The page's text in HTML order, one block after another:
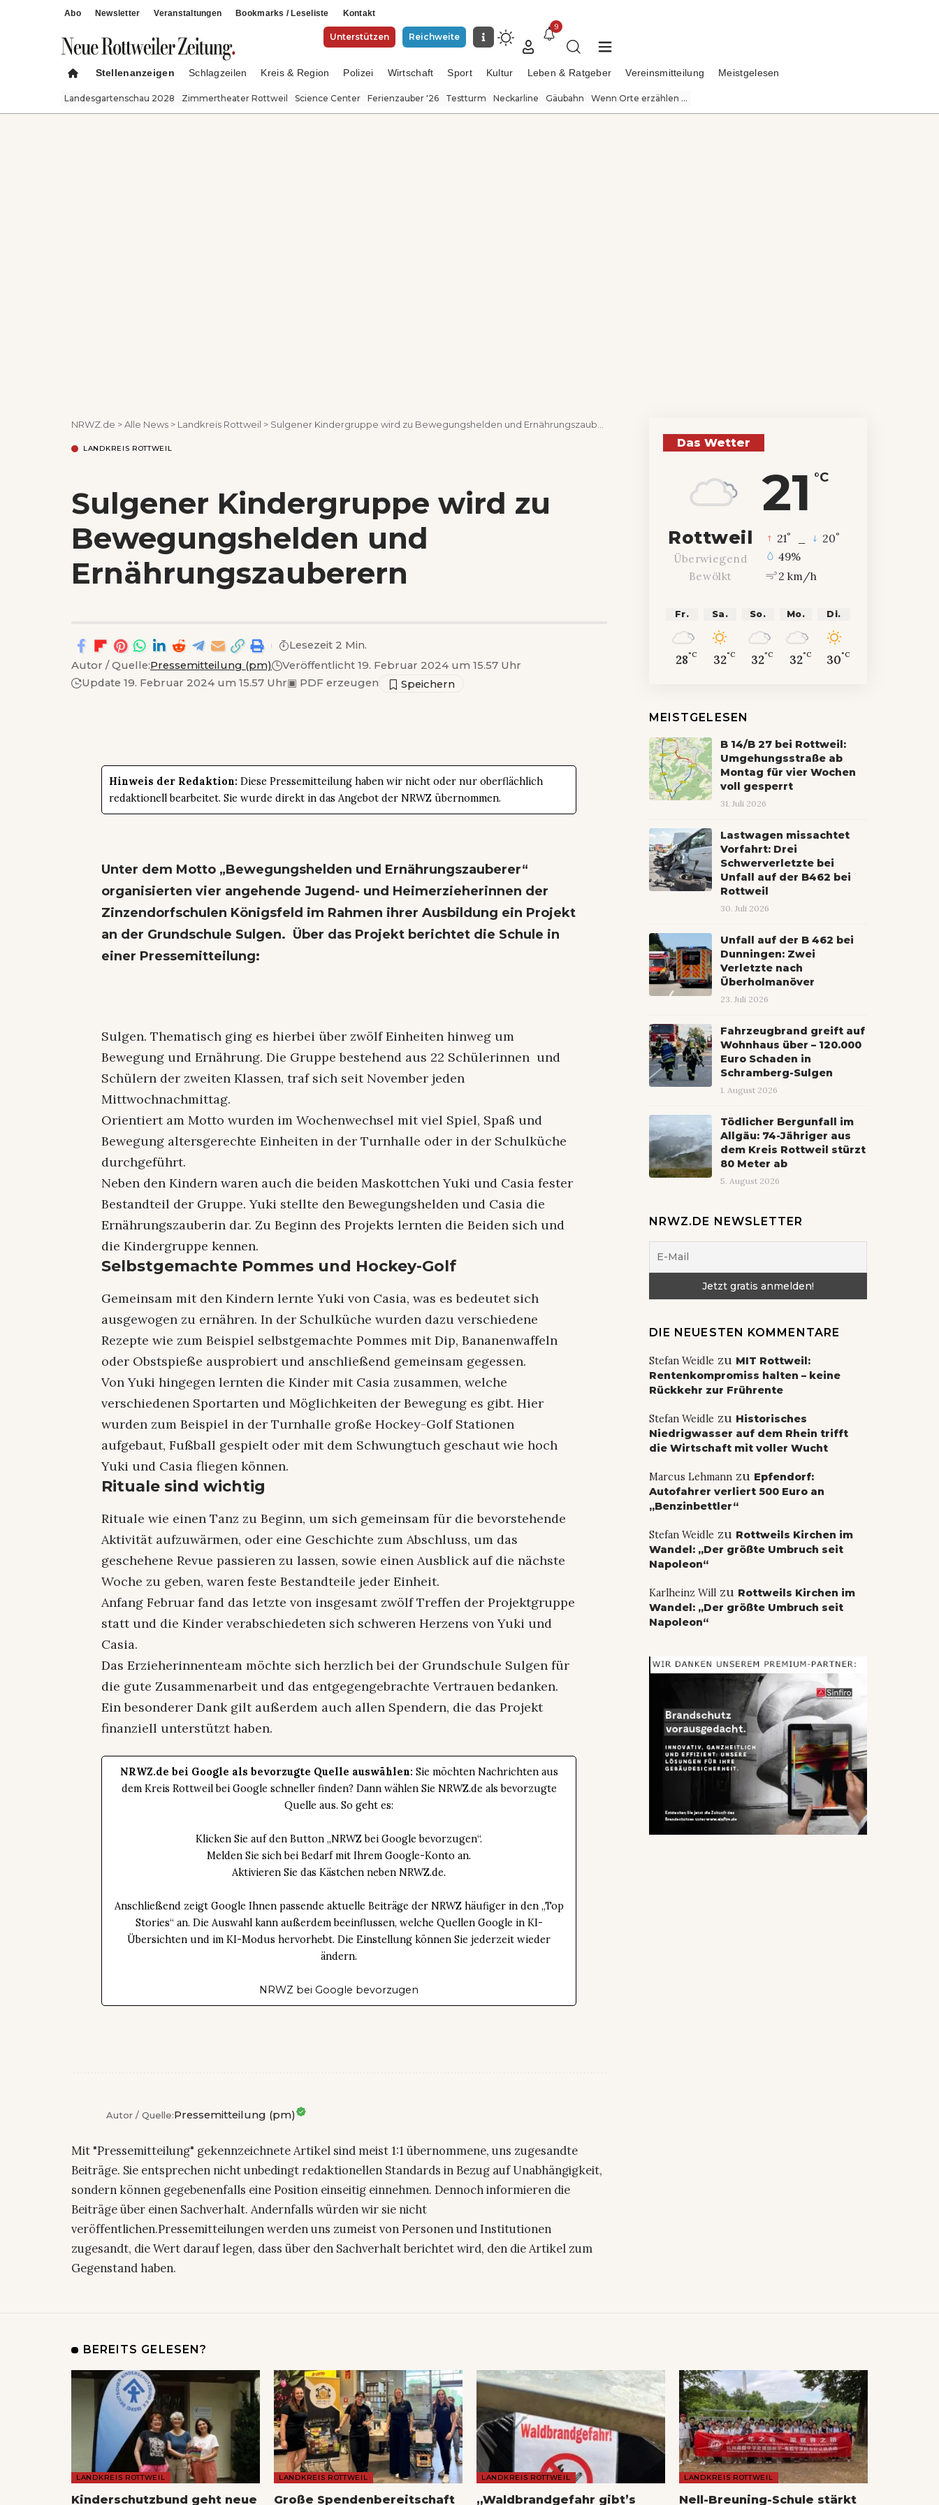
Abo Newsletter Veranstaltungen Bookmarks / Leseliste Kontakt
Unterstützen Reichweite
9
Stellenanzeigen Schlagzeilen Kreis & Region Polizei Wirtschaft Sport Kultur Leben & Ratgeber Vereinsmitteilung Meistgelesen
Landesgartenschau 2028 Zimmertheater Rottweil Science Center Ferienzauber '26 Testturm Neckarline Gäubahn Wenn Orte erzählen ...
NRWZ.de >Alle News > Landkreis Rottweil > Sulgener Kindergruppe wird zu Bewegungshelden und Ernährungszauberern
LANDKREIS ROTTWEIL
Sulgener Kindergruppe wird zu
Bewegungshelden und
Ernährungszauberern
Autor / Quelle:Pressemitteilung (pm)
Veröffentlicht 19. Februar 2024 um 15.57 Uhr
Update 19. Februar 2024 um 15.57 Uhr▣ PDF erzeugen
Lesezeit 2 Min.
Hinweis der Redaktion: Diese Pressemitteilung haben wir nicht oder nur oberflächlich
redaktionell bearbeitet. Sie wurde direkt in das Angebot der NRWZ übernommen.
Unter dem Motto „Bewegungshelden und Ernährungszauberer“
organisierten vier angehende Jugend- und Heimerzieherinnen der
Zinzendorfschulen Königsfeld im Rahmen ihrer Ausbildung ein Projekt
an der Grundschule Sulgen. Über das Projekt berichtet die Schule in
einer Pressemitteilung:
Sulgen. Thematisch ging es hierbei über zwölf Einheiten hinweg um
Bewegung und Ernährung. Die Gruppe bestehend aus 22 Schülerinnen und
Schülern der zweiten Klassen, traf sich seit November jeden
Mittwochnachmittag.
Orientiert am Motto wurden im Wochenwechsel mit viel Spiel, Spaß und
Bewegung altersgerechte Einheiten in der Turnhalle oder in der Schulküche
durchgeführt.
Neben den Kindern waren auch die beiden Maskottchen Yuki und Casia fester
Bestandteil der Gruppe. Yuki stellte den Bewegungshelden und Casia die
Ernährungszauberin dar. Zu Beginn des Projekts lernten die Beiden sich und
die Kindergruppe kennen.
Selbstgemachte Pommes und Hockey-Golf
Gemeinsam mit den Kindern lernte Yuki von Casia, was es bedeutet sich
ausgewogen zu ernähren. In der Schulküche wurden dazu verschiedene
Rezepte wie zum Beispiel selbstgemachte Pommes mit Dip, Bananenwaffeln
oder Obstspieße ausprobiert und anschließend gemeinsam gegessen.
Von Yuki hingegen lernten die Kinder mit Casia zusammen, welche
verschiedenen Sportarten und Möglichkeiten der Bewegung es gibt. Hier
wurden zum Beispiel in der Turnhalle große Hockey-Golf Stationen
aufgebaut, Fußball gespielt oder mit dem Schwungtuch geschaut wie hoch
Yuki und Casia fliegen können.
Rituale sind wichtig
Rituale wie einen Tanz zu Beginn, um sich gemeinsam für die bevorstehende
Aktivität aufzuwärmen, oder eine Geschichte zum Abschluss, um das
geschehene Revue passieren zu lassen, sowie einen Ausblick auf die nächste
Woche zu geben, waren feste Bestandteile jeder Einheit.
Anfang Februar fand das letzte von insgesamt zwölf Treffen der Projektgruppe
statt und die Kinder verabschiedeten sich schweren Herzens von Yuki und
Casia.
Das Erzieherinnenteam möchte sich herzlich bei der Grundschule Sulgen für
die gute Zusammenarbeit und das entgegengebrachte Vertrauen bedanken.
Ein besonderer Dank gilt außerdem auch allen Spendern, die das Projekt
finanziell unterstützt haben.
NRWZ.de bei Google als bevorzugte Quelle auswählen: Sie möchten Nachrichten aus
dem Kreis Rottweil bei Google schneller finden? Dann wählen Sie NRWZ.de als bevorzugte
Quelle aus. So geht es:
Klicken Sie auf den Button „NRWZ bei Google bevorzugen“.
Melden Sie sich bei Bedarf mit Ihrem Google-Konto an.
Aktivieren Sie das Kästchen neben NRWZ.de.
Anschließend zeigt Google Ihnen passende aktuelle Beiträge der NRWZ häufiger in den „Top
Stories“ an. Die Auswahl kann außerdem beeinflussen, welche Quellen Google in KI-
Übersichten und im KI-Modus hervorhebt. Die Einstellung können Sie jederzeit wieder
ändern.
NRWZ bei Google bevorzugen
Autor / Quelle:Pressemitteilung (pm)
Mit "Pressemitteilung" gekennzeichnete Artikel sind meist 1:1 übernommene, uns zugesandte
Beiträge. Sie entsprechen nicht unbedingt redaktionellen Standards in Bezug auf Unabhängigkeit,
sondern können gegebenenfalls eine Position einseitig einnehmen. Dennoch informieren die
Beiträge über einen Sachverhalt. Andernfalls würden wir sie nicht
veröffentlichen.Pressemitteilungen werden uns zumeist von Personen und Institutionen
zugesandt, die Wert darauf legen, dass über den Sachverhalt berichtet wird, den die Artikel zum
Gegenstand haben.
Das Wetter
21 °C
Rottweil
Überwiegend
Bewölkt
21° 20°
49%
2 km/h
Fr.
28°C
Sa.
32°C
So.
32°C
Mo.
32°C
Di.
30°C
MEISTGELESEN
B 14/B 27 bei Rottweil:
Umgehungsstraße ab
Montag für vier Wochen
voll gesperrt
31. Juli 2026
Lastwagen missachtet
Vorfahrt: Drei
Schwerverletzte bei
Unfall auf der B462 bei
Rottweil
30. Juli 2026
Unfall auf der B 462 bei
Dunningen: Zwei
Verletzte nach
Überholmanöver
23. Juli 2026
Fahrzeugbrand greift auf
Wohnhaus über – 120.000
Euro Schaden in
Schramberg-Sulgen
1. August 2026
Tödlicher Bergunfall im
Allgäu: 74-Jähriger aus
dem Kreis Rottweil stürzt
80 Meter ab
5. August 2026
NRWZ.DE NEWSLETTER
DIE NEUESTEN KOMMENTARE
Stefan Weidle zu MIT Rottweil:
Rentenkompromiss halten – keine
Rückkehr zur Frührente
Stefan Weidle zu Historisches
Niedrigwasser auf dem Rhein trifft
die Wirtschaft mit voller Wucht
Marcus Lehmannzu Epfendorf:
Autofahrer verliert 500 Euro an
„Benzinbettler“
Stefan Weidle zu Rottweils Kirchen im
Wandel: „Der größte Umbruch seit
Napoleon“
Karlheinz Willzu Rottweils Kirchen im
Wandel: „Der größte Umbruch seit
Napoleon“
BEREITS GELESEN?
LANDKREIS ROTTWEIL
Kinderschutzbund geht neue
LANDKREIS ROTTWEIL
Große Spendenbereitschaft
LANDKREIS ROTTWEIL
„Waldbrandgefahr gibt’s
LANDKREIS ROTTWEIL
Nell-Breuning-Schule stärkt